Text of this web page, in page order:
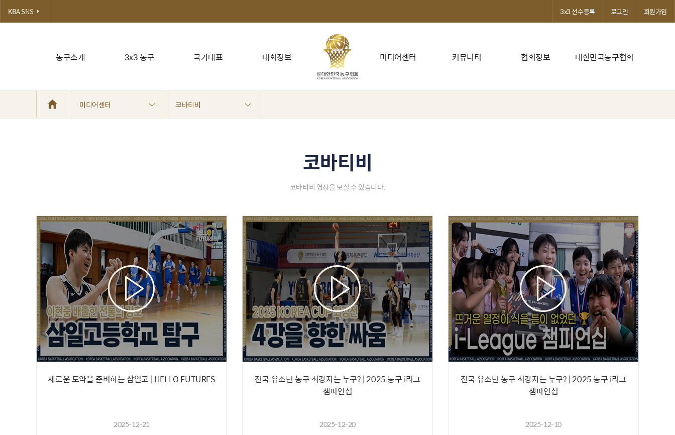
농구소개 3x3 농구 국가대표 대회정보 미디어센터 커뮤니티 협회정보 대한민국농구협회
KBA SNS 3x3 선수등록 로그인 회원가입
미디어센터 코바티비
코바티비
코바티비 영상을 보실 수 있습니다.
새로운 도약을 준비하는 삼일고 | HELLO FUTURES
2025-12-21
전국 유소년 농구 최강자는 누구? | 2025 농구 i리그
챔피언십
2025-12-20
전국 유소년 농구 최강자는 누구? | 2025 농구 i리그
챔피언십
2025-12-10